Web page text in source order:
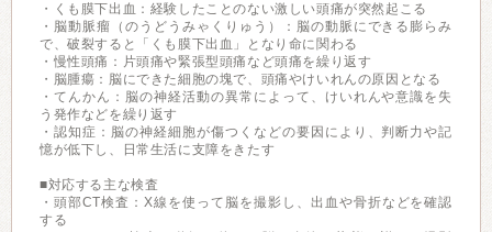
・くも膜下出血：経験したことのない激しい頭痛が突然起こる
・脳動脈瘤（のうどうみゃくりゅう）：脳の動脈にできる膨らみ
で、破裂すると「くも膜下出血」となり命に関わる
・慢性頭痛：片頭痛や緊張型頭痛など頭痛を繰り返す
・脳腫瘍：脳にできた細胞の塊で、頭痛やけいれんの原因となる
・てんかん：脳の神経活動の異常によって、けいれんや意識を失
う発作などを繰り返す
・認知症：脳の神経細胞が傷つくなどの要因により、判断力や記
憶が低下し、日常生活に支障をきたす
■対応する主な検査
・頭部CT検査：X線を使って脳を撮影し、出血や骨折などを確認
する